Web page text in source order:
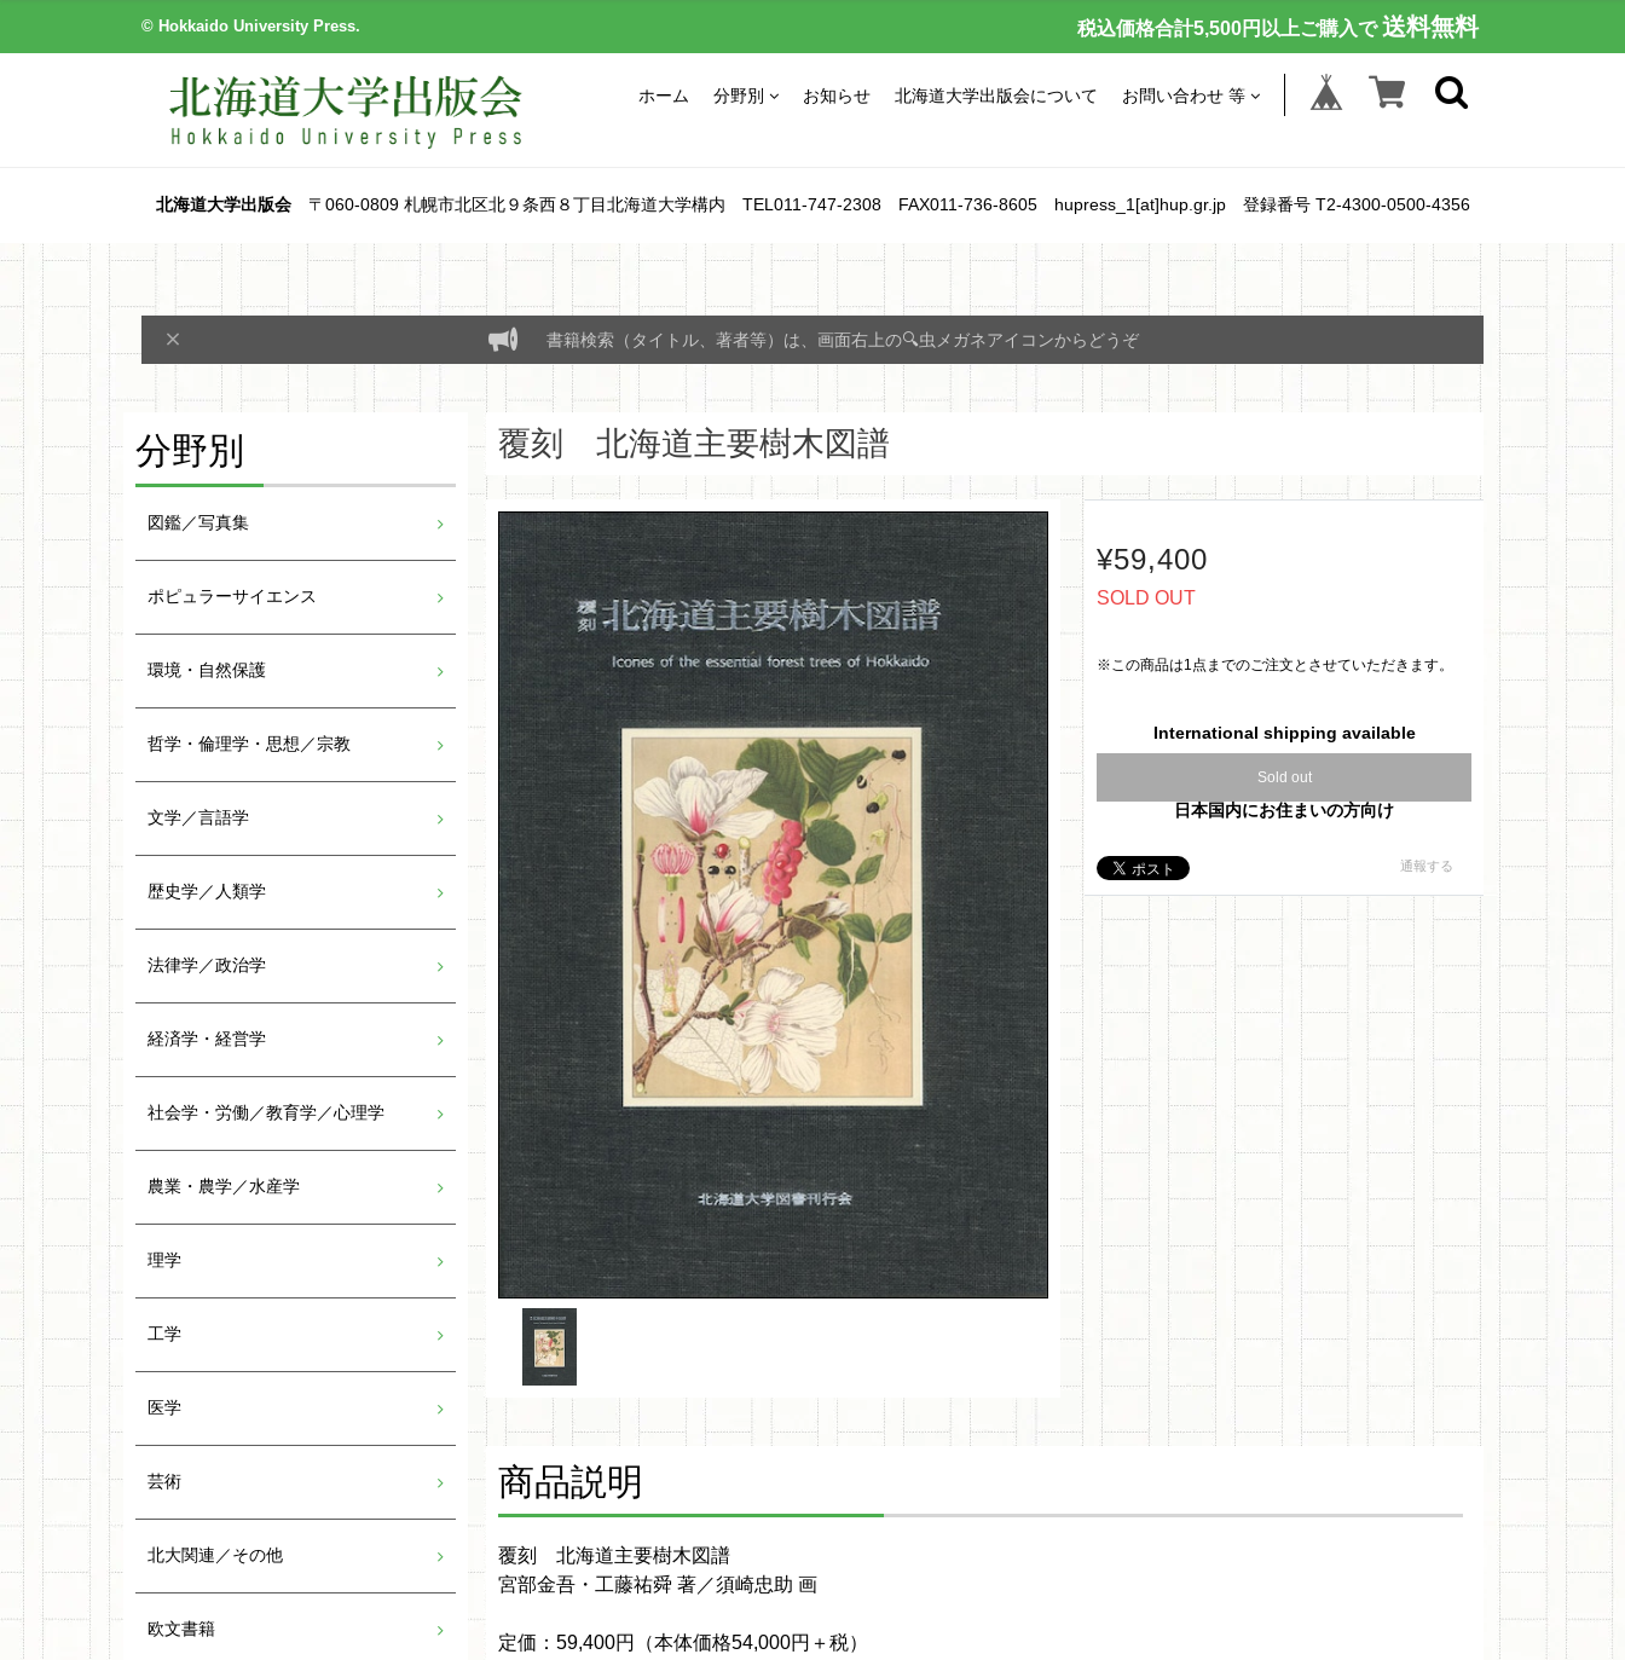
© Hokkaido University Press. 税込価格合計5,500円以上ご購入で 送料無料
ホーム 分野別 お知らせ 北海道大学出版会について お問い合わせ 等
北海道大学出版会〒060-0809 札幌市北区北９条西８丁目北海道大学構内 TEL011-747-2308 FAX011-736-8605 hupress_1[at]hup.gr.jp 登録番号 T2-4300-0500-4356
書籍検索（タイトル、著者等）は、画面右上の🔍虫メガネアイコンからどうぞ
覆刻 北海道主要樹木図譜
¥59,400
SOLD OUT
※この商品は1点までのご注文とさせていただきます。
International shipping available
Sold out
日本国内にお住まいの方向け
通報する
商品説明
覆刻 北海道主要樹木図譜
宮部金吾・工藤祐舜 著／須崎忠助 画
定価：59,400円（本体価格54,000円＋税）
分野別
図鑑／写真集
ポピュラーサイエンス
環境・自然保護
哲学・倫理学・思想／宗教
文学／言語学
歴史学／人類学
法律学／政治学
経済学・経営学
社会学・労働／教育学／心理学
農業・農学／水産学
理学
工学
医学
芸術
北大関連／その他
欧文書籍